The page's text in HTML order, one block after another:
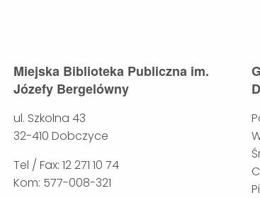
Miejska Biblioteka Publiczna im.
Józefy Bergelówny
ul. Szkolna 43
32-410 Dobczyce
Tel / Fax: 12 271 10 74
Kom: 577-008-321